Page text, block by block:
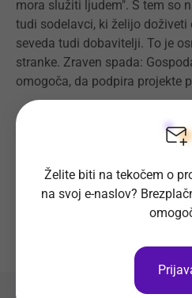
mora služiti ljudem". S tem so
tudi sodelavci, ki želijo doživeti
seveda tudi dobavitelji. To je
stranke. Zraven spada:
omogoča, da podpira projekte
Nazaj na portal Optius.com
Želite biti na tekočem o
na svoj e-naslov?